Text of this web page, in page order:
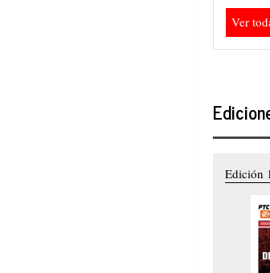
Ver
Edición